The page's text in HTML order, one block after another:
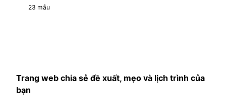
23 mẫu
Trang web chia sẻ đề xuất, mẹo và lịch trình của
bạn